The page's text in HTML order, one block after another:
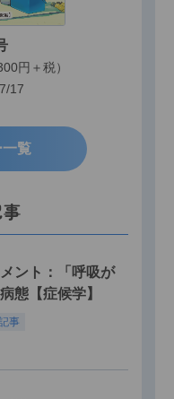
円＋税）
17
覧
ント：「呼吸が
態【症候学】
事